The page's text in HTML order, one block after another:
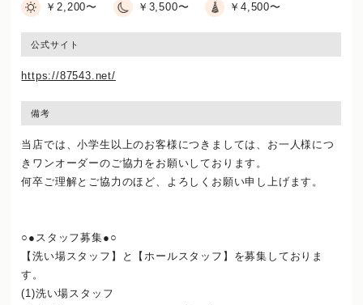
￥2,200〜 ￥3,500〜 ￥4,500〜
公式サイト
https://87543.net/
備考
当店では、小学生以上のお客様につきましては、お一人様につ
きワンオーダーのご協力をお願いしております。
何卒ご理解とご協力のほど、よろしくお願い申し上げます。
○●スタッフ募集●○
【洗い場スタッフ】と【ホールスタッフ】を募集しておりま
す。
(1)洗い場スタッフ